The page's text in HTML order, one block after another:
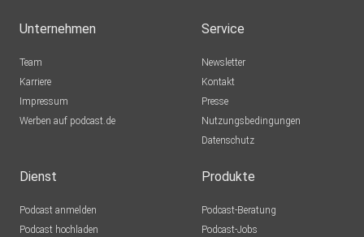
Unternehmen
Team
Karriere
Impressum
Werben auf podcast.de
Service
Newsletter
Kontakt
Presse
Nutzungsbedingungen
Datenschutz
Dienst
Podcast anmelden
Podcast hochladen
Produkte
Podcast-Beratung
Podcast-Jobs